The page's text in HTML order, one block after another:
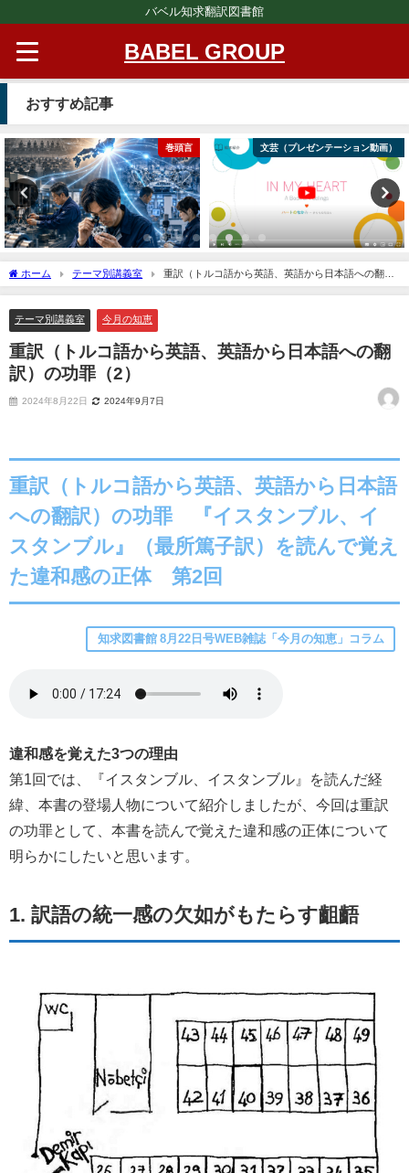
バベル知求翻訳図書館
BABEL GROUP
おすすめ記事
巻頭言 文芸（プレゼンテーション動画）
ホーム テーマ別講義室
重訳（トルコ語から英語、英語から日本語への翻
訳）の功罪（2）
テーマ別講義室 今月の知恵
重訳（トルコ語から英語、英語から日本語への翻
訳）の功罪（2）
2024年8月22日 2024年9月7日
重訳（トルコ語から英語、英語から日本語
への翻訳）の功罪 『イスタンブル、イ
スタンブル』（最所篤子訳）を読んで覚え
た違和感の正体 第2回
知求図書館 8月22日号WEB雑誌「今月の知恵」コラム
違和感を覚えた3つの理由
第1回では、『イスタンブル、イスタンブル』を読んだ経
緯、本書の登場人物について紹介しましたが、今回は重訳
の功罪として、本書を読んで覚えた違和感の正体について
明らかにしたいと思います。
1. 訳語の統一感の欠如がもたらす齟齬